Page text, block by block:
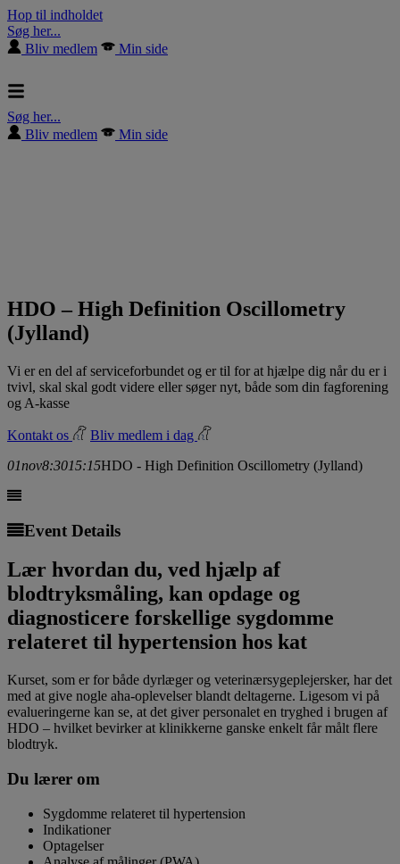
Hop til indholdet
Søg her...
Bliv medlem
Min side
Søg her...
Bliv medlem
Min side
HDO – High Definition Oscillometry
(Jylland)
Vi er en del af serviceforbundet og er til for at hjælpe dig når du er i
tvivl, skal skal godt videre eller søger nyt, både som din fagforening
og A-kasse
Kontakt os
Bliv medlem i dag
01nov8:3015:15HDO - High Definition Oscillometry (Jylland)
Event Details
Lær hvordan du, ved hjælp af
blodtryksmåling, kan opdage og
diagnosticere forskellige sygdomme
relateret til hypertension hos kat
Kurset, som er for både dyrlæger og veterinærsygeplejersker, har det
med at give nogle aha-oplevelser blandt deltagerne. Ligesom vi på
evalueringerne kan se, at det giver personalet en tryghed i brugen af
HDO – hvilket bevirker at klinikkerne ganske enkelt får målt flere
blodtryk.
Du lærer om
Sygdomme relateret til hypertension
Indikationer
Optagelser